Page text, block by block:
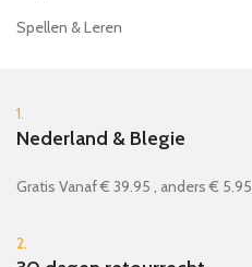
Spellen & Leren
1.
Nederland & Blegie
Gratis Vanaf € 39.95 , anders € 5.95
2.